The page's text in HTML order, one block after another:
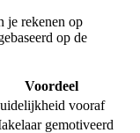
je rekenen op
op de
Voordeel
vooraf
gemotiveerd